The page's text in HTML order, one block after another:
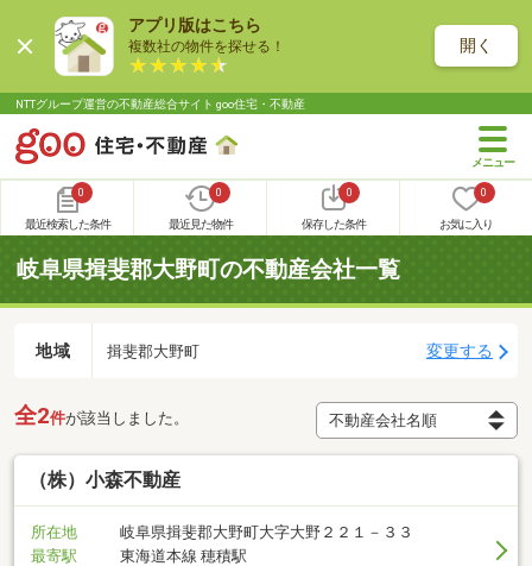
アプリ版はこちら
複数社の物件を探せる！ 開く
NTTグループ運営の不動産総合サイト goo住宅・不動産
0
最近検索した条件
0
最近見た物件
0
保存した条件
0
お気に入り
岐阜県揖斐郡大野町の不動産会社一覧
地域 揖斐郡大野町 変更する
全2件が該当しました。
（株）小森不動産
所在地
岐阜県揖斐郡大野町大字大野２２１－３３
最寄駅
東海道本線 穂積駅